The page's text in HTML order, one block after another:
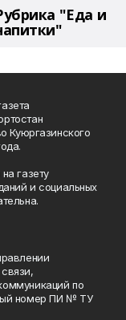
"Еда и
Куюргазинского
газету
и социальных
по
номер ПИ № ТУ